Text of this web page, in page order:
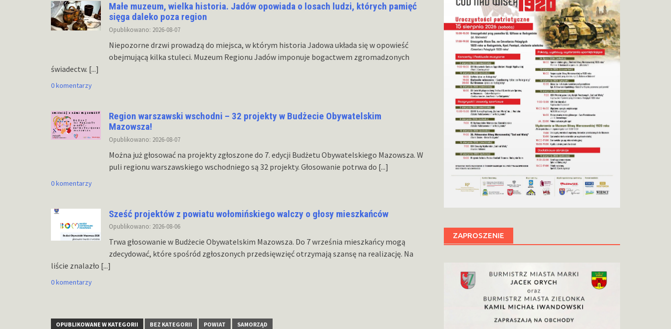
Małe muzeum, wielka historia. Jadów opowiada o losach ludzi, których pamięć
sięga daleko poza region
Opublikowano: 2026-08-07
Niepozorne drzwi prowadzą do miejsca, w którym historia Jadowa układa się w opowieść
obejmującą kilka stuleci. Muzeum Regionu Jadów imponuje bogactwem zgromadzonych
świadectw. [...]
0 komentarzy
Region warszawski wschodni – 32 projekty w Budżecie Obywatelskim
Mazowsza!
Opublikowano: 2026-08-07
Można już głosować na projekty zgłoszone do 7. edycji Budżetu Obywatelskiego Mazowsza. W
puli regionu warszawskiego wschodniego są 32 projekty. Głosowanie potrwa do [...]
0 komentarzy
Sześć projektów z powiatu wołomińskiego walczy o głosy mieszkańców
Opublikowano: 2026-08-06
Trwa głosowanie w Budżecie Obywatelskim Mazowsza. Do 7 września mieszkańcy mogą
zdecydować, które spośród zgłoszonych przedsięwzięć otrzymają szansę na realizację. Na
liście znalazło [...]
0 komentarzy
OPUBLIKOWANE W KATEGORII BEZ KATEGORII POWIAT
SAMORZĄD
ZAPROSZENIE